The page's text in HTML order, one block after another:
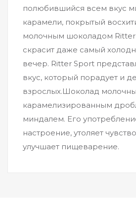
полюбившийся всем вкус
карамели, покрытый
молочным шоколадом Ritter
скрасит даже самый
вечер. Ritter Sport
вкус, который порадует и
взрослых.Шоколад
карамелизированным
миндалем. Его
настроение, утоляет
улучшает пищеварение.